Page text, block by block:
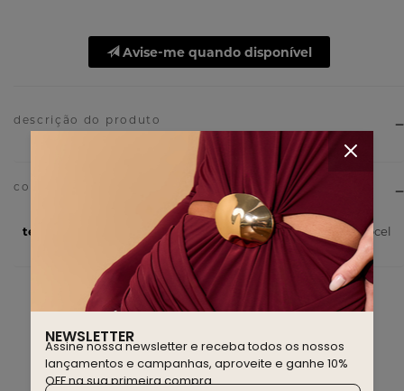
Avise-me quando disponível
descrição do produto
tecido Top 100% Algodão / Saia 100% Liocel
você também deve gostar
NEWSLETTER
Assine nossa newsletter e receba todos os nossos
lançamentos e campanhas, aproveite e ganhe 10%
OFF na sua primeira compra.